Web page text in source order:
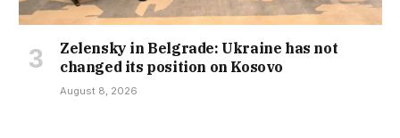
Zelensky in Belgrade: Ukraine has not
changed its position on Kosovo
August 8, 2026